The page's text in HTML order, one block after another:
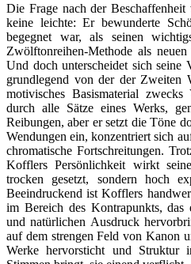
Die Frage nach der
keine leichte: Er bewunderte
begegnet war, als seinen
Zwölftonreihen-Methode als
Und doch unterscheidet sich seine
grundlegend von der der Zweiten
motivisches Basismaterial
durch alle Sätze eines Werks,
Reibungen, aber er setzt die Töne
Wendungen ein, konzentriert sich
chromatische Fortschreitungen.
Kofflers Persönlichkeit wirkt
trocken gesetzt, sondern hoch
Beeindruckend ist Kofflers
im Bereich des Kontrapunkts, das
und natürlichen Ausdruck
auf dem strengen Feld von Kanon
Werke hervorsticht und Struktur